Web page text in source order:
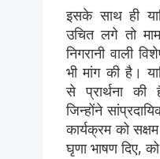
इसके साथ ही
उचित लगे तो
निगरानी वाली
भी मांग की है।
से प्रार्थना की
जिन्होंने
कार्यक्रम को
घृणा भाषण दिए,